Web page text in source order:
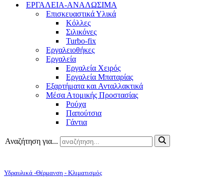
ΕΡΓΑΛΕΙΑ-ΑΝΑΛΩΣΙΜΑ
Επισκευαστικά Υλικά
Κόλλες
Σιλικόνες
Turbo-fix
Εργαλειοθήκες
Εργαλεία
Εργαλεία Χειρός
Εργαλεία Μπαταρίας
Εξαρτήματα και Ανταλλακτικά
Μέσα Ατομικής Προστασίας
Ρούχα
Παπούτσια
Γάντια
Αναζήτηση για...
Υδραυλικά -Θέρμανση - Κλιματισμός